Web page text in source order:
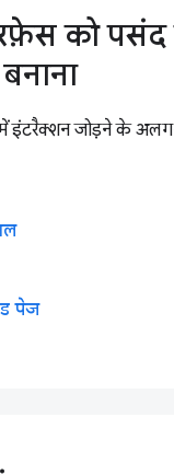
को
इंटरैक्शन जोड़ने के
पेज